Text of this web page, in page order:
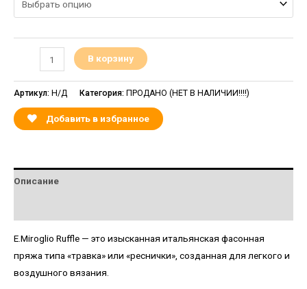
В корзину
Артикул: Н/Д Категория: ПРОДАНО (НЕТ В НАЛИЧИИ!!!!)
Добавить в избранное
Описание
E.Miroglio Ruffle — это изысканная итальянская фасонная
пряжа типа «травка» или «реснички», созданная для легкого и
воздушного вязания.